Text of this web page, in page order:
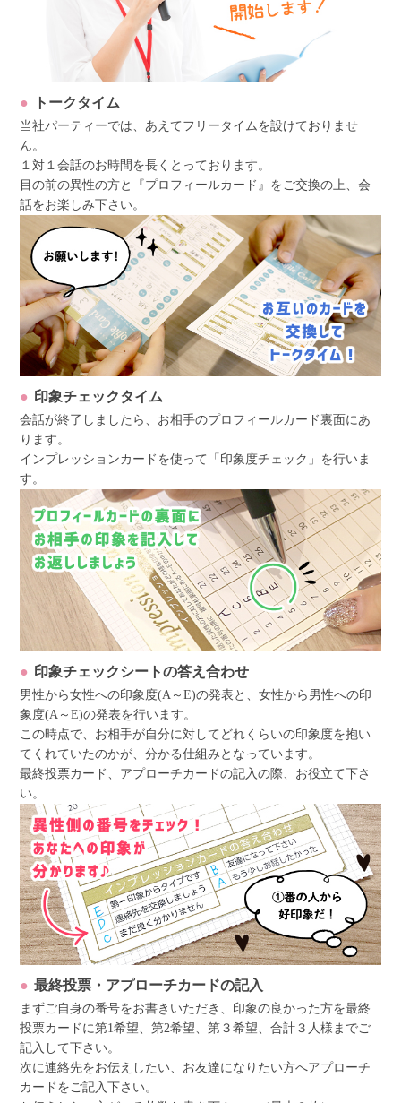
トークタイム
当社パーティーでは、あえてフリータイムを設けておりませ
ん。
１対１会話のお時間を長くとっております。
目の前の異性の方と『プロフィールカード』をご交換の上、会
話をお楽しみ下さい。
印象チェックタイム
会話が終了しましたら、お相手のプロフィールカード裏面にあ
ります。
インプレッションカードを使って「印象度チェック」を行いま
す。
印象チェックシートの答え合わせ
男性から女性への印象度(A～E)の発表と、女性から男性への印
象度(A～E)の発表を行います。
この時点で、お相手が自分に対してどれくらいの印象度を抱い
てくれていたのかが、分かる仕組みとなっています。
最終投票カード、アプローチカードの記入の際、お役立て下さ
い。
最終投票・アプローチカードの記入
まずご自身の番号をお書きいただき、印象の良かった方を最終
投票カードに第1希望、第2希望、第３希望、合計３人様までご
記入して下さい。
次に連絡先をお伝えしたい、お友達になりたい方へアプローチ
カードをご記入下さい。